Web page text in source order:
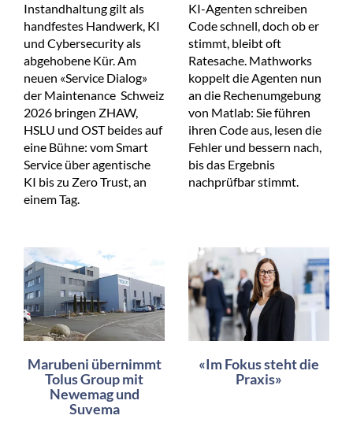
Instandhaltung gilt als
handfestes Handwerk, KI
und Cybersecurity als
abgehobene Kür. Am
neuen «Service Dialog»
der Maintenance Schweiz
2026 bringen ZHAW,
HSLU und OST beides auf
eine Bühne: vom Smart
Service über agentische
KI bis zu Zero Trust, an
einem Tag.
KI-Agenten schreiben
Code schnell, doch ob er
stimmt, bleibt oft
Ratesache. Mathworks
koppelt die Agenten nun
an die Rechenumgebung
von Matlab: Sie führen
ihren Code aus, lesen die
Fehler und bessern nach,
bis das Ergebnis
nachprüfbar stimmt.
Marubeni übernimmt
Tolus Group mit
Newemag und
Suvema
«Im Fokus steht die
Praxis»